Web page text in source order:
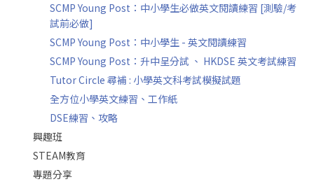
SCMP Young Post：中小學生必做英文閱讀練習 [測驗/考
試前必做]
SCMP Young Post：中小學生 - 英文閱讀練習
SCMP Young Post：升中呈分試 、 HKDSE 英文考試練習
Tutor Circle 尋補 : 小學英文科考試模擬試題
全方位小學英文練習、工作紙
DSE練習、攻略
興趣班
STEAM教育
專題分享